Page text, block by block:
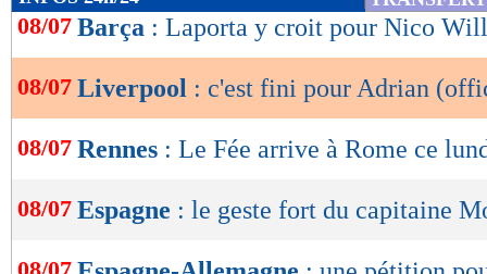
de
OK
08/07 Barça : Laporta y croit pour Nico
08/07 Liverpool : c'est fini pour Adrian
08/07 Rennes : Le Fée arrive à Rome ce
08/07 Espagne : le geste fort du capitaine